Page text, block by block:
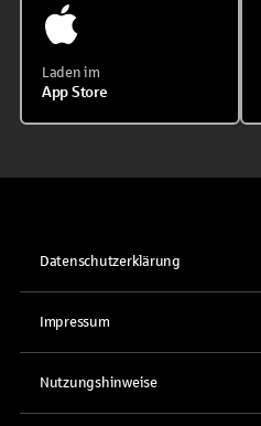
Laden im
App Store
Datenschutzerklärung
Impressum
Nutzungshinweise